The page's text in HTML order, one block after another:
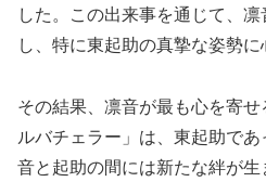
した。この出来事を通じて、
し、特に東起助の真摯な姿勢に
その結果、凛音が最も心を寄
ルバチェラー」は、東起助で
音と起助の間には新たな絆が